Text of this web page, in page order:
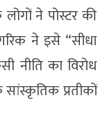
ने पोस्टर की
ने इसे “सीधा
नीति का विरोध
प्रतीकों